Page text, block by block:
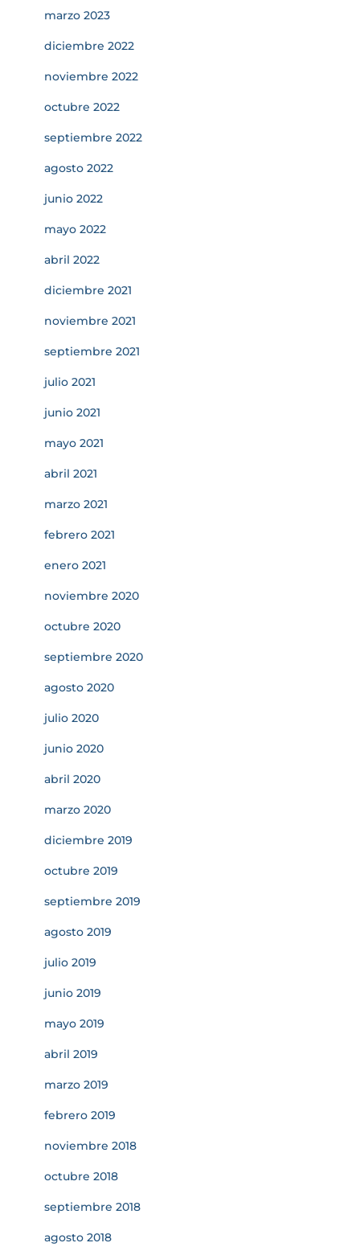
marzo 2023
diciembre 2022
noviembre 2022
octubre 2022
septiembre 2022
agosto 2022
junio 2022
mayo 2022
abril 2022
diciembre 2021
noviembre 2021
septiembre 2021
julio 2021
junio 2021
mayo 2021
abril 2021
marzo 2021
febrero 2021
enero 2021
noviembre 2020
octubre 2020
septiembre 2020
agosto 2020
julio 2020
junio 2020
abril 2020
marzo 2020
diciembre 2019
octubre 2019
septiembre 2019
agosto 2019
julio 2019
junio 2019
mayo 2019
abril 2019
marzo 2019
febrero 2019
noviembre 2018
octubre 2018
septiembre 2018
agosto 2018